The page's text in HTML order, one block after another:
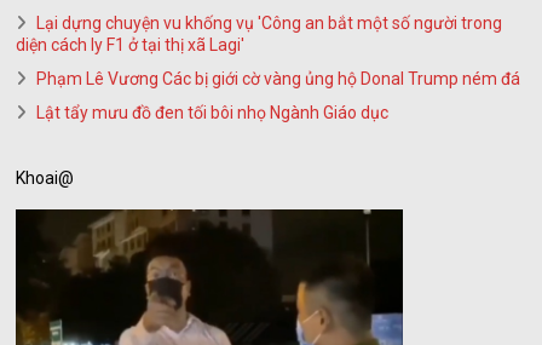
Lại dựng chuyện vu khống vụ 'Công an bắt một số người trong
diện cách ly F1 ở tại thị xã Lagi'
Phạm Lê Vương Các bị giới cờ vàng ủng hộ Donal Trump ném đá
Lật tẩy mưu đồ đen tối bôi nhọ Ngành Giáo dục
Khoai@